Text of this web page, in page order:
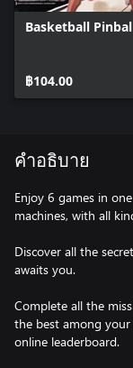
Basketball
฿104.00
คำอธิบาย
Enjoy 6 games in
machines, with all
Discover all the
awaits you.
Complete all the
the best among
online leaderboard.